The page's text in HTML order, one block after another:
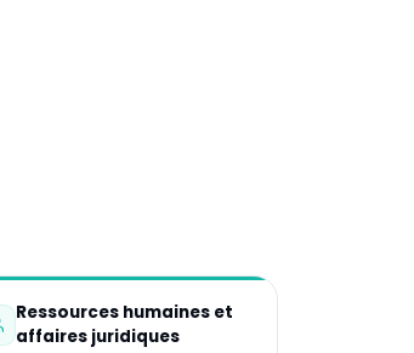
Ressources humaines et
affaires juridiques